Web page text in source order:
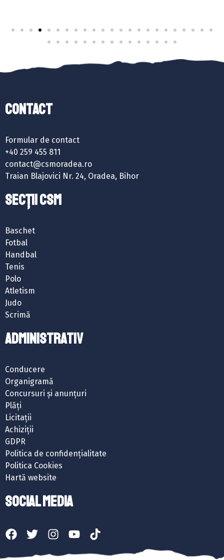
Contact
Formular de contact
+40 259 455 811
contact@csmoradea.ro
Traian Blajovici Nr. 24, Oradea, Bihor
SECȚII CSM
Baschet
Fotbal
Handbal
Tenis
Polo
Atletism
Judo
Scrimă
ADMINISTRATIV
Conducere
Organigramă
Concursuri și anunțuri
Plăți
Licitații
Achiziții
GDPR
Politica de confidențialitate
Politica Cookies
Hartă website
SOCIAL MEDIA